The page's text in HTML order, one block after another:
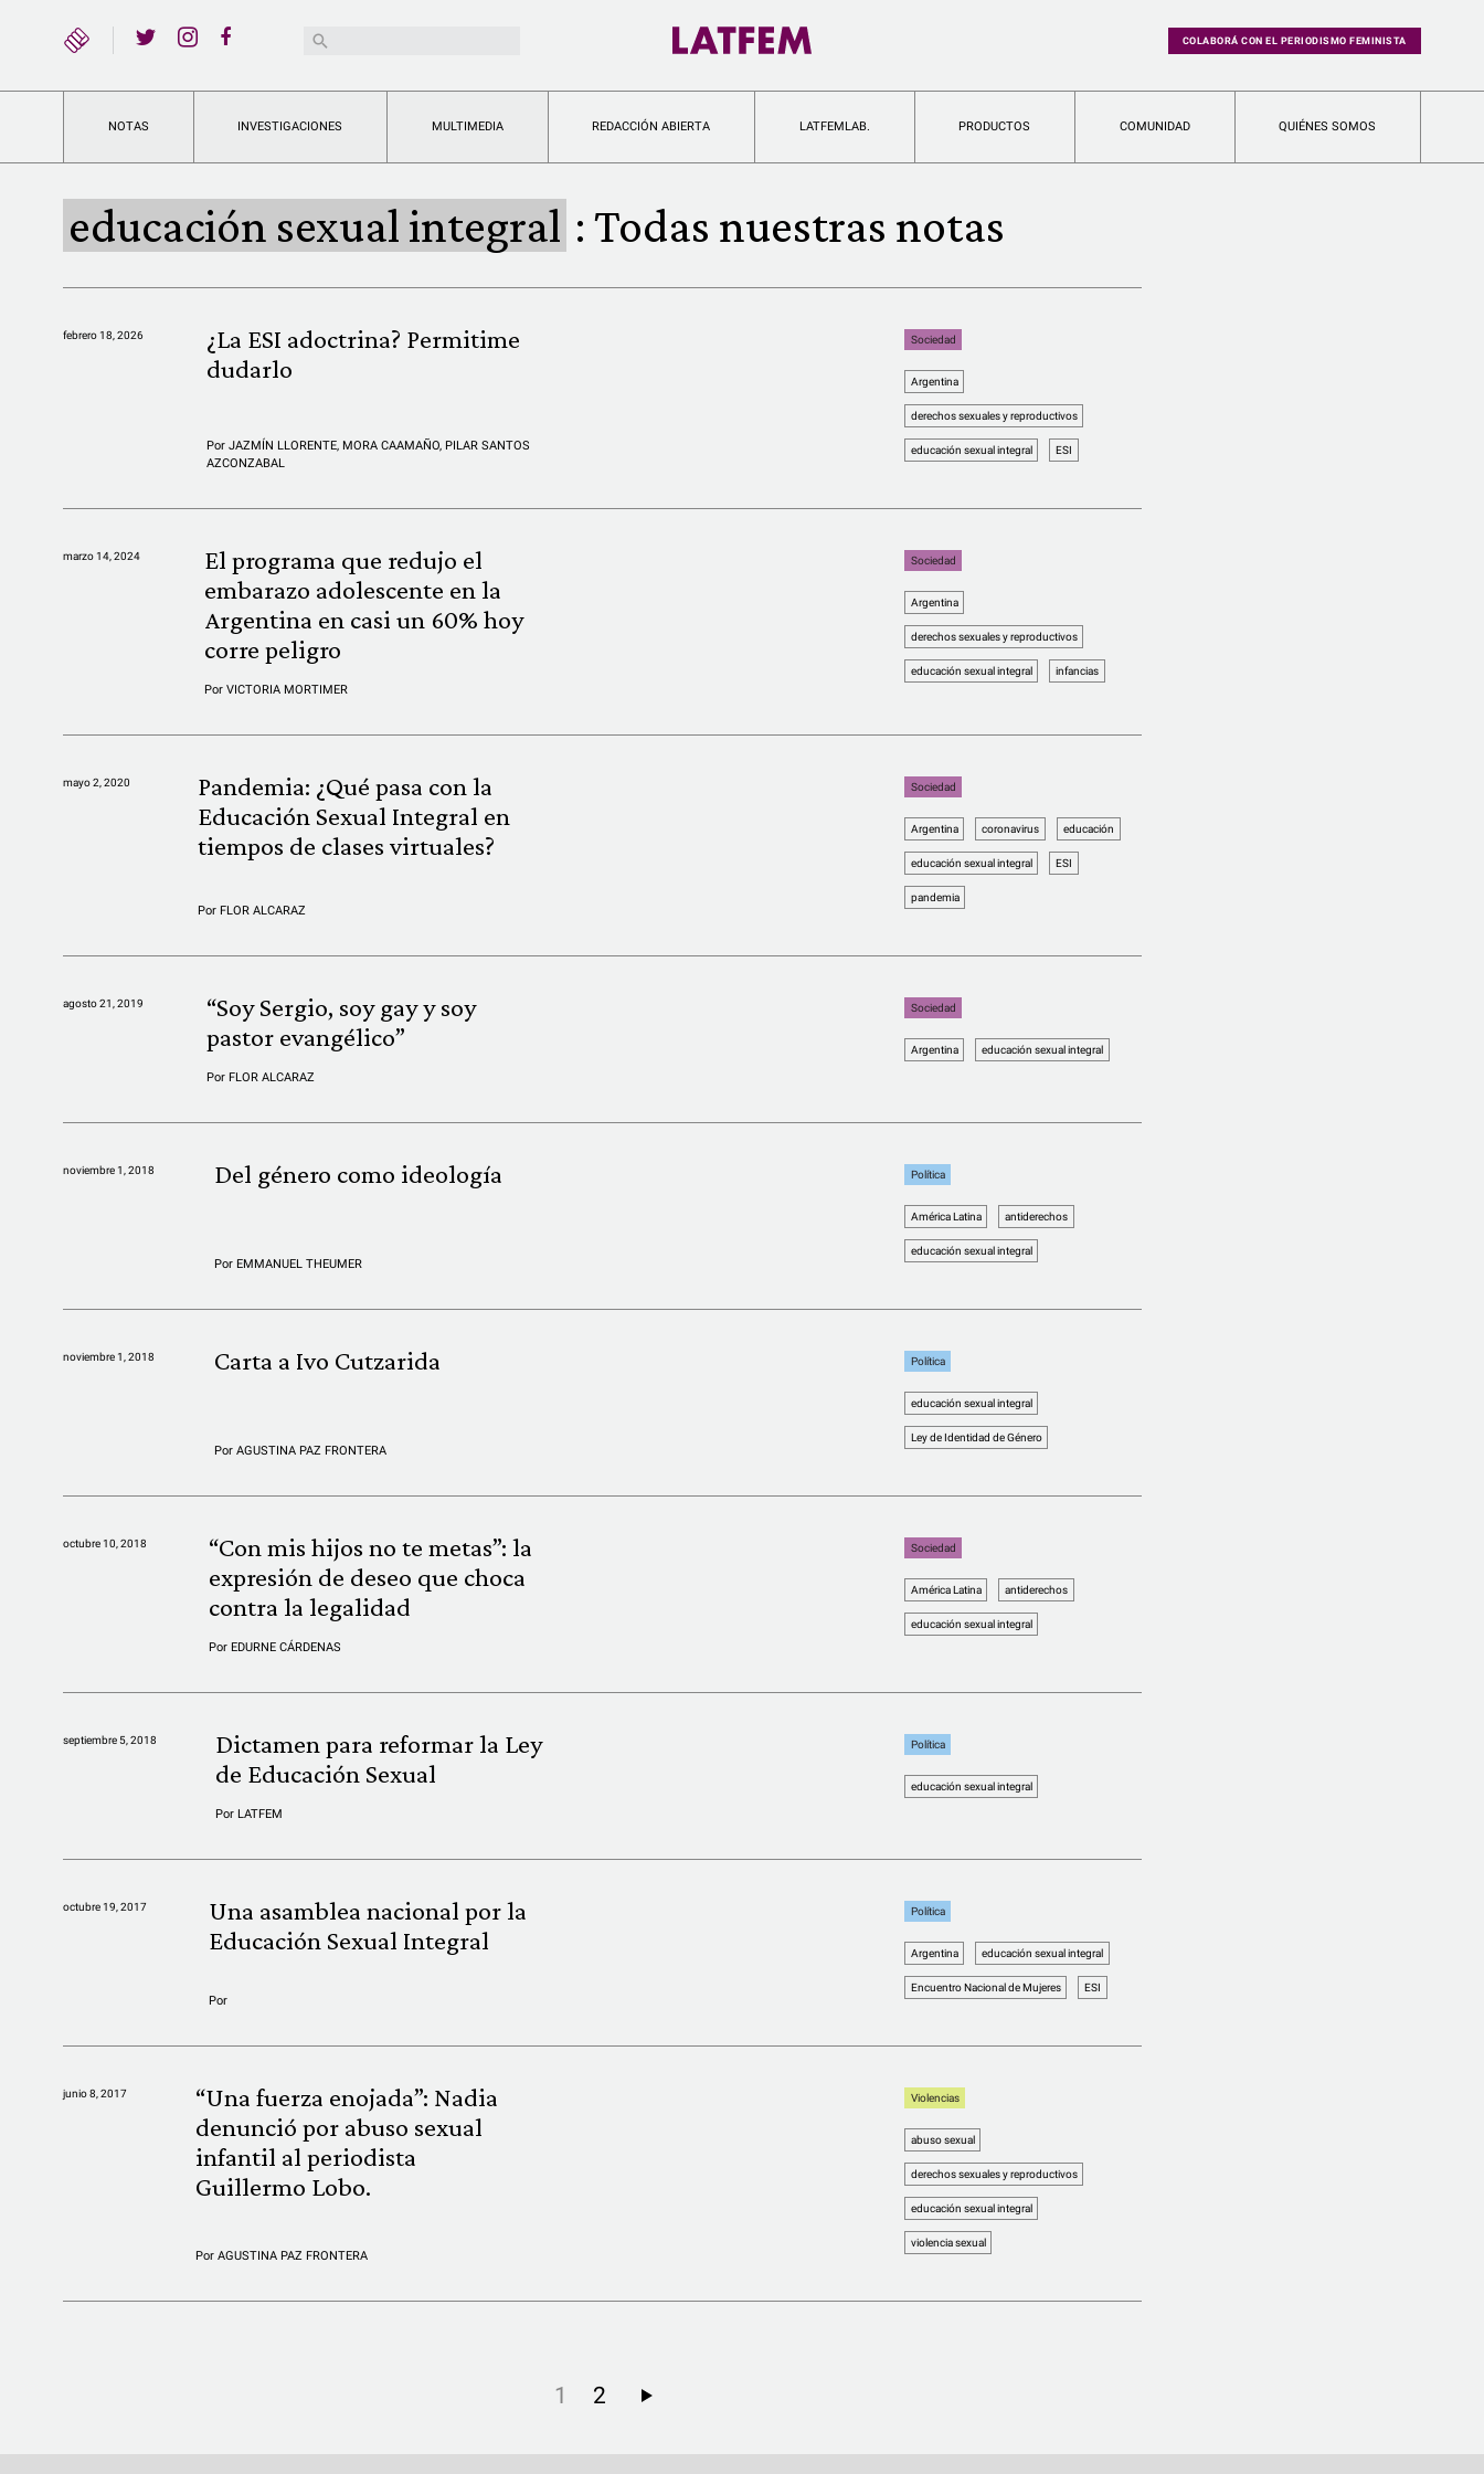
YouTubeBuscar: COLABORÁ CON EL PERIODISMO FEMINISTA
NOTAS INVESTIGACIONES MULTIMEDIA REDACCIÓN ABIERTA LATFEMLAB. PRODUCTOS COMUNIDAD QUIÉNES SOMOS
educación sexual integral : Todas nuestras notas
febrero 18, 2026
¿La ESI adoctrina? Permitime
dudarlo
PorJAZMÍN LLORENTE, MORA CAAMAÑO, PILAR SANTOS
AZCONZABAL
Sociedad
Argentina
derechos sexuales y reproductivos
educación sexual integral ESI
marzo 14, 2024
El programa que redujo el
embarazo adolescente en la
Argentina en casi un 60% hoy
corre peligro
PorVICTORIA MORTIMER
Sociedad
Argentina
derechos sexuales y reproductivos
educación sexual integral infancias
mayo 2, 2020
Pandemia: ¿Qué pasa con la
Educación Sexual Integral en
tiempos de clases virtuales?
Por FLOR ALCARAZ
Sociedad
Argentina coronavirus educación
educación sexual integral ESI
pandemia
agosto 21, 2019
“Soy Sergio, soy gay y soy
pastor evangélico”
Por FLOR ALCARAZ
Sociedad
Argentina educación sexual integral
noviembre 1, 2018 Del género como ideología
Por EMMANUEL THEUMER
Política
América Latina antiderechos
educación sexual integral
noviembre 1, 2018 Carta a Ivo Cutzarida
Por AGUSTINA PAZ FRONTERA
Política
educación sexual integral
Ley de Identidad de Género
octubre 10, 2018
“Con mis hijos no te metas”: la
expresión de deseo que choca
contra la legalidad
Por EDURNE CÁRDENAS
Sociedad
América Latina antiderechos
educación sexual integral
septiembre 5, 2018
Dictamen para reformar la Ley
de Educación Sexual
Por LATFEM
Política
educación sexual integral
octubre 19, 2017
Una asamblea nacional por la
Educación Sexual Integral
Por
Política
Argentina educación sexual integral
Encuentro Nacional de Mujeres ESI
junio 8, 2017
“Una fuerza enojada”: Nadia
denunció por abuso sexual
infantil al periodista
Guillermo Lobo.
PorAGUSTINA PAZ FRONTERA
Violencias
abuso sexual
derechos sexuales y reproductivos
educación sexual integral
violencia sexual
1 2